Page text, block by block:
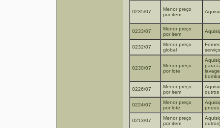
0235/07
Menor preço
por item
0233/07
Menor preço
por item
0232/07
Menor preço
global
0230/07
Menor preço
por lote
para
0226/07
Menor preço
por item
outros
0224/07
Menor preço
por lote
pneus
0213/07
Menor preço
por item
outros)